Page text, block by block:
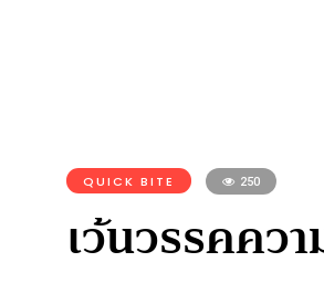
QUICK BITE 250
เว้นวรรคคว